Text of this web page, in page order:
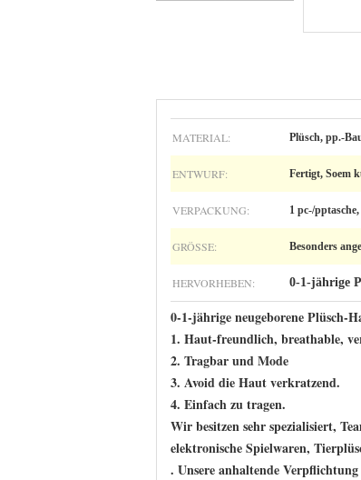
MATERIAL: Plüsch, pp.-
ENTWURF: Fertigt, Soem
VERPACKUNG: 1 pc-/
GRÖSSE: Besonders
HERVORHEBEN: 0-1-jährige
0-1-jährige neugeborene Plüsch-
1. Haut-freundlich, breathable,
2. Tragbar und Mode
3. Avoid die Haut verkratzend.
4. Einfach zu tragen.
Wir besitzen sehr spezialisiert,
elektronische Spielwaren,
. Unsere anhaltende